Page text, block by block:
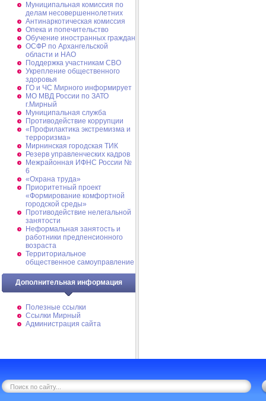
Муниципальная комиссия по
делам несовершеннолетних
Антинаркотическая комиссия
Опека и попечительство
Обучение иностранных граждан
ОСФР по Архангельской
области и НАО
Поддержка участникам СВО
Укрепление общественного
здоровья
ГО и ЧС Мирного информирует
МО МВД России по ЗАТО
г.Мирный
Муниципальная cлужба
Противодействие коррупции
«Профилактика экстремизма и
терроризма»
Мирнинская городская ТИК
Резерв управленческих кадров
Межрайонная ИФНС России №
6
«Охрана труда»
Приоритетный проект
«Формирование комфортной
городской среды»
Противодействие нелегальной
занятости
Неформальная занятость и
работники предпенсионного
возраста
Территориальное
общественное самоуправление
Дополнительная информация
Полезные ссылки
Ссылки Мирный
Администрация сайта